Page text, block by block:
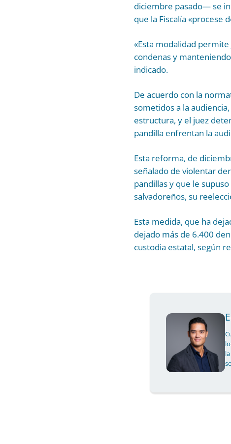
diciembre pasado— se
que la Fiscalía «procese
«Esta modalidad
condenas y
indicado.
De acuerdo con la
sometidos a la
estructura, y el juez
pandilla enfrentan la
Esta reforma, de
señalado de violentar
pandillas y que le
salvadoreños, su
Esta medida, que ha
dejado más de 6.400
custodia estatal, según